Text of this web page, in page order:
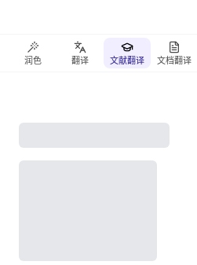
润色 翻译 文献翻译 文档翻译